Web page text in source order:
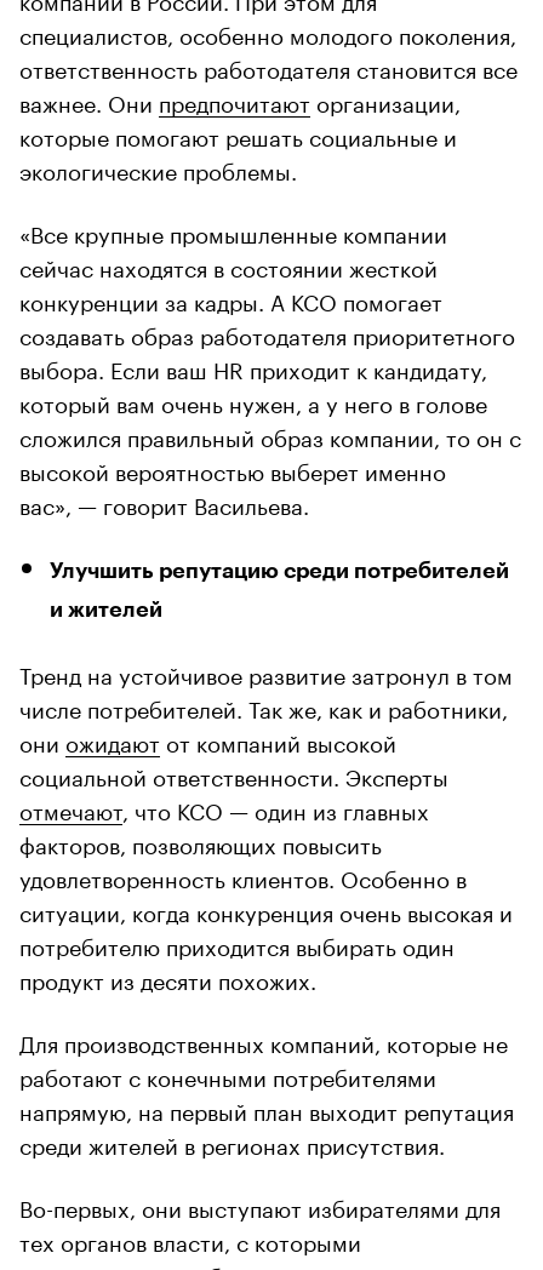
специалистов, особенно молодого поколения,
ответственность работодателя становится все
важнее. Они предпочитают организации,
которые помогают решать социальные и
экологические проблемы.
«Все крупные промышленные компании
сейчас находятся в состоянии жесткой
конкуренции за кадры. А КСО помогает
создавать образ работодателя приоритетного
выбора. Если ваш HR приходит к кандидату,
который вам очень нужен, а у него в голове
сложился правильный образ компании, то он с
высокой вероятностью выберет именно
вас», — говорит Васильева.
Улучшить репутацию среди потребителей
и жителей
Тренд на устойчивое развитие затронул в том
числе потребителей. Так же, как и работники,
они ожидают от компаний высокой
социальной ответственности. Эксперты
отмечают, что КСО — один из главных
факторов, позволяющих повысить
удовлетворенность клиентов. Особенно в
ситуации, когда конкуренция очень высокая и
потребителю приходится выбирать один
продукт из десяти похожих.
Для производственных компаний, которые не
работают с конечными потребителями
напрямую, на первый план выходит репутация
среди жителей в регионах присутствия.
Во-первых, они выступают избирателями для
тех органов власти, с которыми